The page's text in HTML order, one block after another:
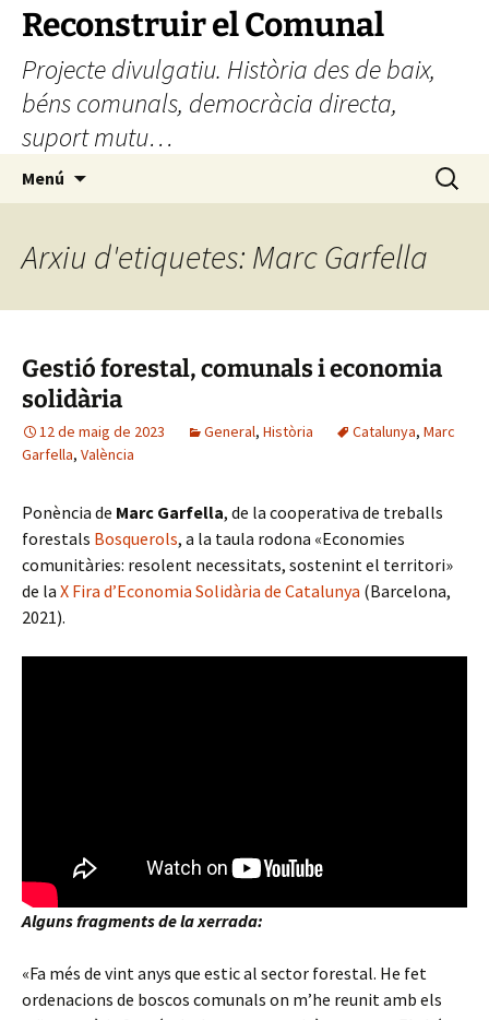
Vés
contingut
Reconstruir el Comunal
Projecte divulgatiu. Història des de baix,
béns comunals, democràcia directa,
suport mutu…
Menú Cerca:
Arxiu d'etiquetes: Marc Garfella
Gestió forestal, comunals i economia
solidària
12 de maig de 2023 General, Història Catalunya, Marc
Garfella, València
Ponència de Marc Garfella, de la cooperativa de treballs
forestals Bosquerols, a la taula rodona «Economies
comunitàries: resolent necessitats, sostenint el territori»
de la X Fira d’Economia Solidària de Catalunya (Barcelona,
2021).
Alguns fragments de la xerrada:
«Fa més de vint anys que estic al sector forestal. He fet
ordenacions de boscos comunals on m’he reunit amb els